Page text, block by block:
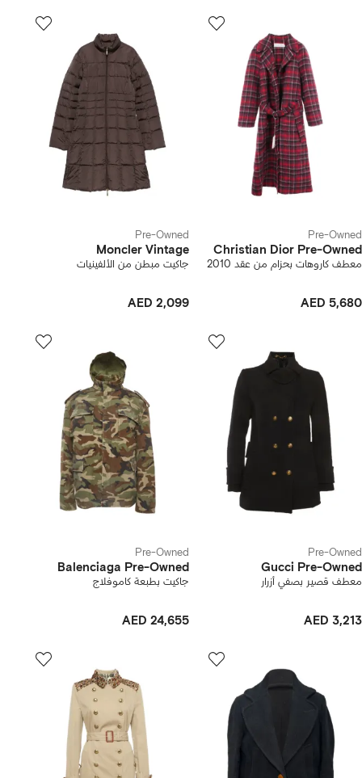
Pre-Owned
Christian Dior Pre-Owned
معطف كاروهات بحزام من عقد 2010
AED 5,680
Pre-Owned
Moncler Vintage
جاكيت مبطن من الألفينيات
AED 2,099
Pre-Owned
Gucci Pre-Owned
معطف قصير بصفي أزرار
AED 3,213
Pre-Owned
Balenciaga Pre-Owned
جاكيت بطبعة كاموفلاج
AED 24,655